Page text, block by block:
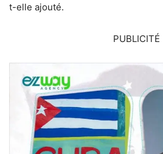
t-elle ajouté.
PUBLICITÉ